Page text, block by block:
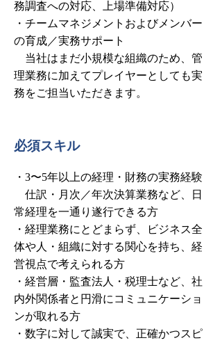
務調査への対応、上場準備対応）
・チームマネジメントおよびメンバー
の育成／実務サポート
当社はまだ小規模な組織のため、管
理業務に加えてプレイヤーとしても実
務をご担当いただきます。
必須スキル
・3〜5年以上の経理・財務の実務経験
仕訳・月次／年次決算業務など、日
常経理を一通り遂行できる方
・経理業務にとどまらず、ビジネス全
体や人・組織に対する関心を持ち、経
営視点で考えられる方
・経営層・監査法人・税理士など、社
内外関係者と円滑にコミュニケーショ
ンが取れる方
・数字に対して誠実で、正確かつスピ